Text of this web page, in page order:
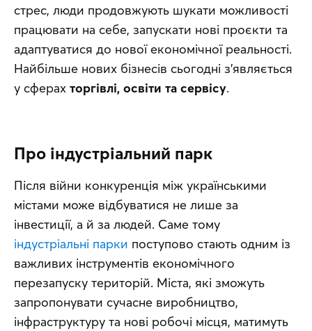
стрес, люди продовжують шукати можливості
працювати на себе, запускати нові проєкти та
адаптуватися до нової економічної реальності.
Найбільше нових бізнесів сьогодні з’являється
у сферах торгівлі, освіти та сервісу.
Про індустріальний парк
Після війни конкуренція між українськими
містами може відбуватися не лише за
індустріальні парки поступово стають одним із
важливих інструментів економічного
перезапуску територій. Міста, які зможуть
запропонувати сучасне виробництво,
інфраструктуру та нові робочі місця, матимуть